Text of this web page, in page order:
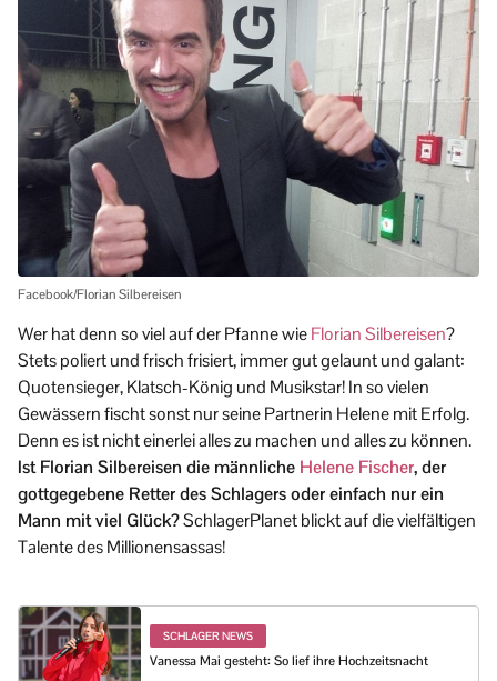
Facebook/Florian Silbereisen
Wer hat denn so viel auf der Pfanne wieFlorian Silbereisen?
Stets poliert und frisch frisiert, immer gut gelaunt und galant:
Quotensieger, Klatsch-König und Musikstar! In so vielen
Gewässern fischt sonst nur seine Partnerin Helene mit Erfolg.
Denn es ist nicht einerlei alles zu machen und alles zu können.
Ist Florian Silbereisen die männliche Helene Fischer, der
gottgegebene Retter des Schlagers oder einfach nur ein
Mann mit viel Glück?SchlagerPlanet blickt auf die vielfältigen
Talente des Millionensassas!
SCHLAGER NEWS
Vanessa Mai gesteht: So lief ihre Hochzeitsnacht